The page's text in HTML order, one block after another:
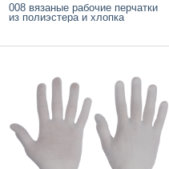
008 вязаные рабочие перчатки
из полиэстера и хлопка